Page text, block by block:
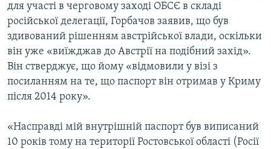
для участі в черговому заході ОБСЄ в складі
російської делегації, Горбачов заявив, що був
здивований рішенням австрійської влади, оскільки
він уже «виїжджав до Австрії на подібний захід».
Він стверджує, що йому «відмовили у візі з
посиланням на те, що паспорт він отримав у Криму
після 2014 року».
«Насправді мій внутрішній паспорт був виписаний
10 років тому на території Ростовської області (Росії